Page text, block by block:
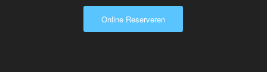
Online Reserveren